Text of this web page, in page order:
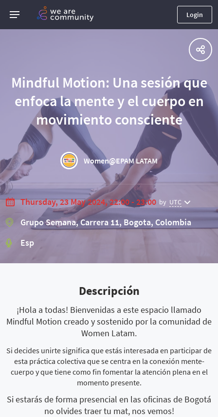
Login
Mindful Motion: Una sesión que
enfoca la mente y el cuerpo en
movimiento consciente
Women@EPAM LATAM
Thursday, 23 May 2024, 22:00 - 23:00 by UTC
Grupo Semana, Carrera 11, Bogota, Colombia
Esp
Descripción
¡Hola a todas! Bienvenidas a este espacio llamado
Mindful Motion creado y sostenido por la comunidad de
Women Latam.
Si decides unirte significa que estás interesada en participar de
esta práctica colectiva que se centra en la conexión mente-
cuerpo y que tiene como fin fomentar la atención plena en el
momento presente.
Si estarás de forma presencial en las oficinas de Bogotá
no olvides traer tu mat, nos vemos!